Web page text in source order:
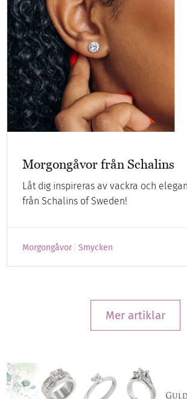
Morgongåvor från Schalins
Låt dig inspireras av vackra och
från Schalins of Sweden!
Morgongåvor Smycken
Mer artiklar